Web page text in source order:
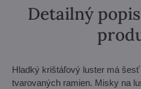
Detailný
Hladký krištáľový luster má
tvarovaných ramien. Misky na